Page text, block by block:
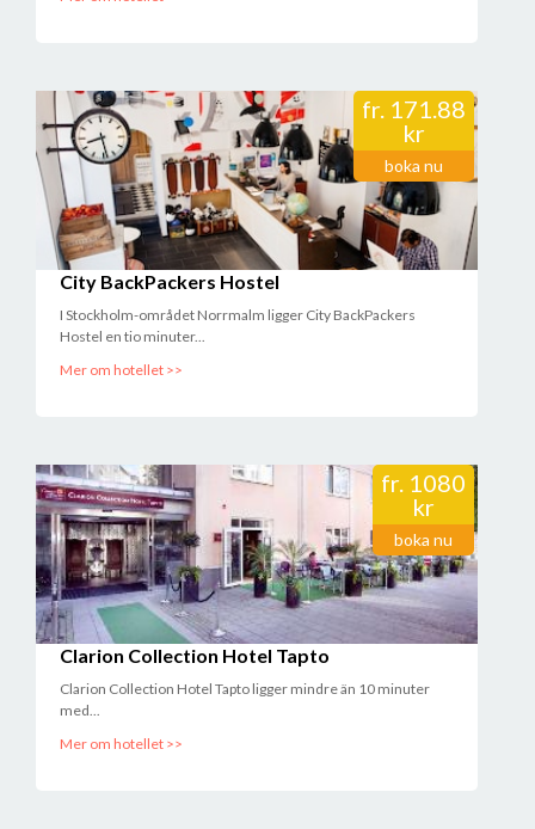
fr. 171.88
kr
boka nu
City BackPackers Hostel
I Stockholm-området Norrmalm ligger City BackPackers
Hostel en tio minuter...
Mer om hotellet >>
fr. 1080
kr
boka nu
Clarion Collection Hotel Tapto
Clarion Collection Hotel Tapto ligger mindre än 10 minuter
med...
Mer om hotellet >>